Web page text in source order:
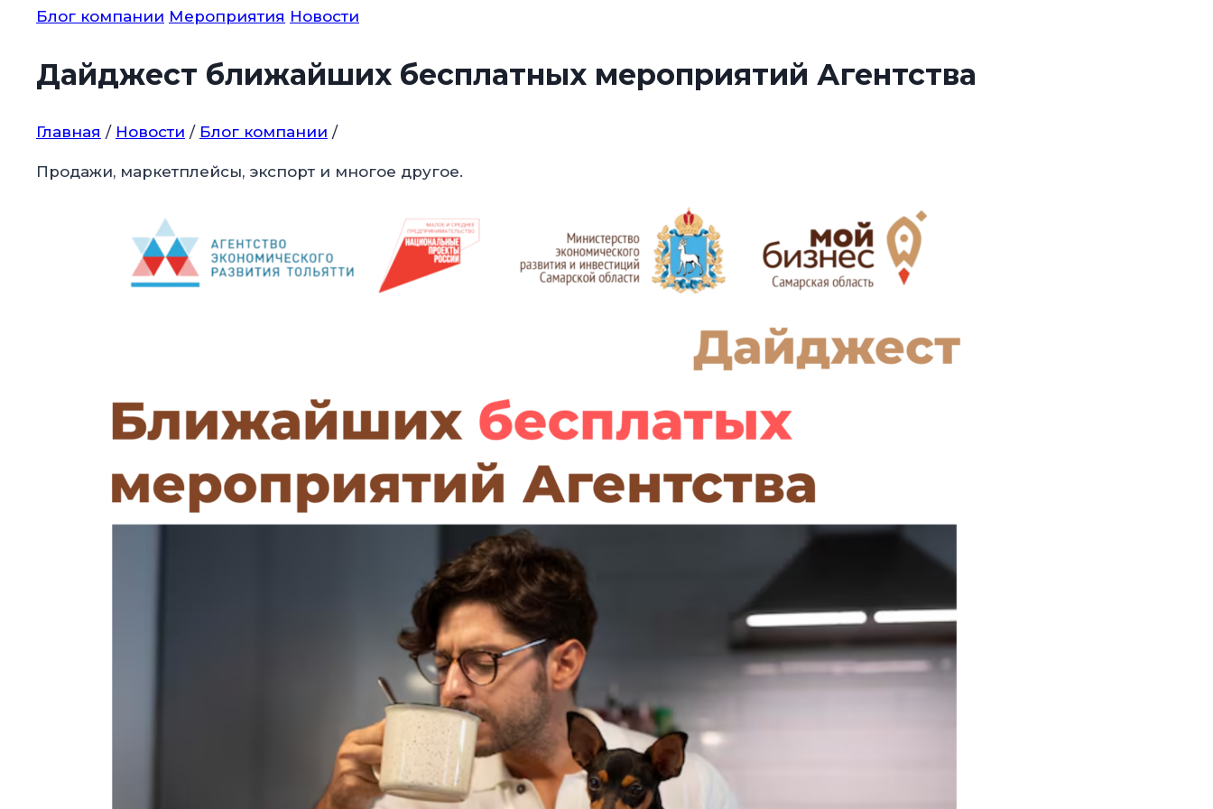
Блог компании Мероприятия Новости
Дайджест ближайших бесплатных мероприятий Агентства
Главная / Новости / Блог компании /
Продажи, маркетплейсы, экспорт и многое другое.